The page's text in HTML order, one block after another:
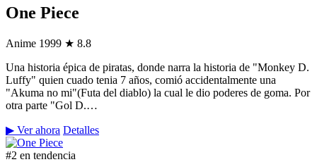
One Piece
Anime 1999 ★ 8.8
Una historia épica de piratas, donde narra la historia de "Monkey D.
Luffy" quien cuado tenia 7 años, comió accidentalmente una
"Akuma no mi"(Futa del diablo) la cual le dio poderes de goma. Por
otra parte "Gol D.…
▶ Ver ahora Detalles
#2 en tendencia